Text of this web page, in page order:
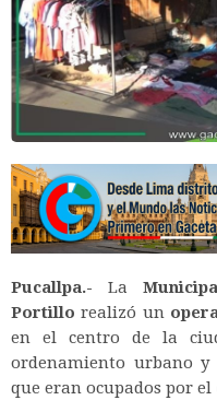
Pucallpa.- La
Portillo realizó un
en el centro de la
ordenamiento urbano y
que eran ocupados por el